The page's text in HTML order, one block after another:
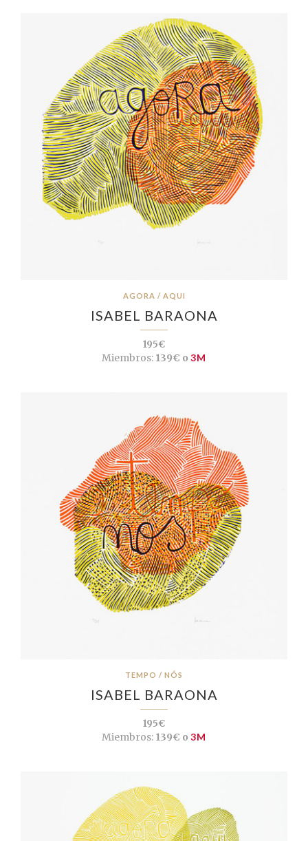
AGORA / AQUI
ISABEL BARAONA
195€
Miembros: 139€ o 3M
TEMPO / NÓS
ISABEL BARAONA
195€
Miembros: 139€ o 3M